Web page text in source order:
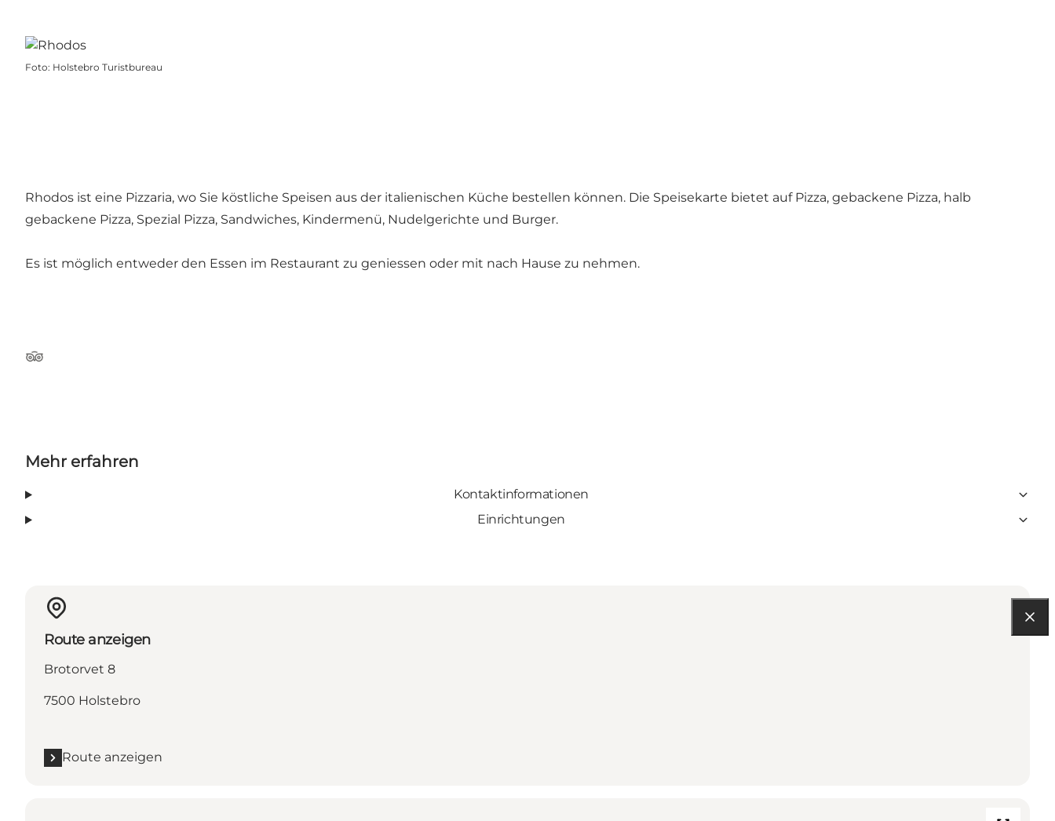
Foto: Holstebro Turistbureau
Rhodos ist eine Pizzaria, wo Sie köstliche Speisen aus der italienischen Küche bestellen können. Die Speisekarte bietet auf Pizza, gebackene Pizza, halb
gebackene Pizza, Spezial Pizza, Sandwiches, Kindermenü, Nudelgerichte und Burger.
Es ist möglich entweder den Essen im Restaurant zu geniessen oder mit nach Hause zu nehmen.
TripAdvisor
Mehr erfahren
Kontaktinformationen
Einrichtungen
Route anzeigen
Brotorvet 8
7500 Holstebro
Route anzeigen